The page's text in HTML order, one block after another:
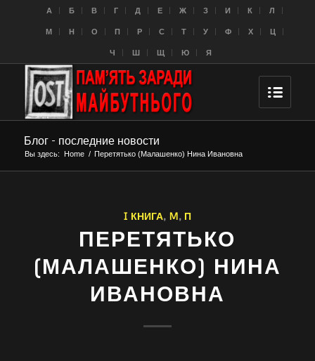
A Б В Г Д Е Ж З И К Л
M Н О П Р С Т У Ф Х Ц
Ч Ш Щ Ю Я
Блог - последние новости
Вы здесь: Home / Перетятько (Малашенко) Нина Ивановна
I КНИГА, M, П
ПЕРЕТЯТЬКО
(МАЛАШЕНКО) НИНА
ИВАНОВНА